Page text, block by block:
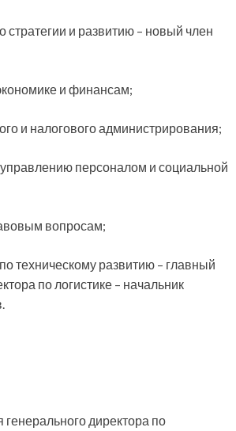
стратегии и развитию – новый член
и финансам;
и налогового администрирования;
управлению персоналом и социальной
вопросам;
техническому развитию – главный
по логистике – начальник
директора по